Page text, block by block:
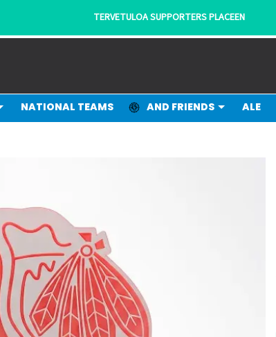
TERVETULOA SUPPORTERS PLACEEN
NATIONAL TEAMS AND FRIENDS ALE